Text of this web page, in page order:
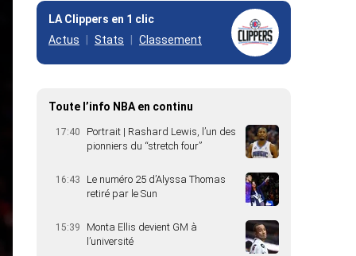
LA Clippers en 1 clic
Actus
Stats Classement
Toute l’info NBA en continu
17:40
Portrait | Rashard Lewis, l’un des
pionniers du “stretch four”
16:43
Le numéro 25 d’Alyssa Thomas
retiré par le Sun
15:39
Monta Ellis devient GM à
l’université